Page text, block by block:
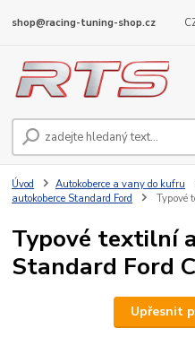
shop@racing-tuning-shop.cz
Úvod Autokoberce a vany do kufru
autokoberce Standard Ford
Typové
Typové textilní
Standard Ford
Upřesnit